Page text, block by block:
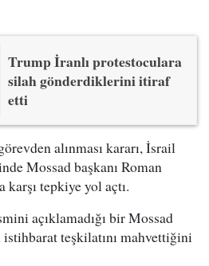
Trump İranlı protestoculara
silah gönderdiklerini itiraf
etti
alınması kararı, İsrail
Mossad başkanı Roman
karşı tepkiye yol açtı.
açıklamadığı bir Mossad
teşkilatını mahvettiğini